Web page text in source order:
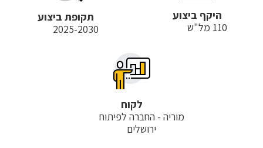
היקף ביצוע
110 מל"ש
תקופת ביצוע
2025-2030
לקוח
מוריה - החברה לפיתוח
ירושלים